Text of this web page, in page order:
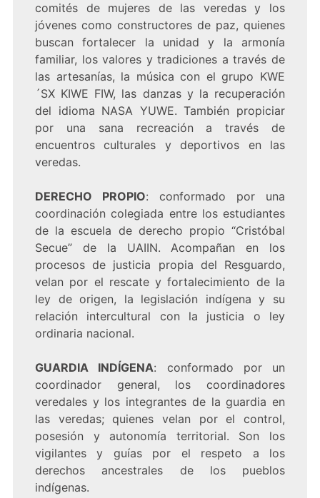
comités de mujeres de las veredas y los
jóvenes como constructores de paz, quienes
buscan fortalecer la unidad y la armonía
familiar, los valores y tradiciones a través de
las artesanías, la música con el grupo KWE
´SX KIWE FIW, las danzas y la recuperación
del idioma NASA YUWE. También propiciar
por una sana recreación a través de
encuentros culturales y deportivos en las
veredas.
DERECHO PROPIO: conformado por una
coordinación colegiada entre los estudiantes
de la escuela de derecho propio “Cristóbal
Secue” de la UAIIN. Acompañan en los
procesos de justicia propia del Resguardo,
velan por el rescate y fortalecimiento de la
ley de origen, la legislación indígena y su
relación intercultural con la justicia o ley
ordinaria nacional.
GUARDIA INDÍGENA: conformado por un
coordinador general, los coordinadores
veredales y los integrantes de la guardia en
las veredas; quienes velan por el control,
posesión y autonomía territorial. Son los
vigilantes y guías por el respeto a los
derechos ancestrales de los pueblos
indígenas.